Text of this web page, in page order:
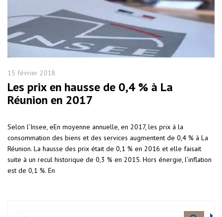
15 février 2018
Les prix en hausse de 0,4 % à La
Réunion en 2017
Selon l’Insee, eEn moyenne annuelle, en 2017, les prix à la
consommation des biens et des services augmentent de 0,4 % à La
Réunion. La hausse des prix était de 0,1 % en 2016 et elle faisait
suite à un recul historique de 0,3 % en 2015. Hors énergie, l’inflation
est de 0,1 %. En